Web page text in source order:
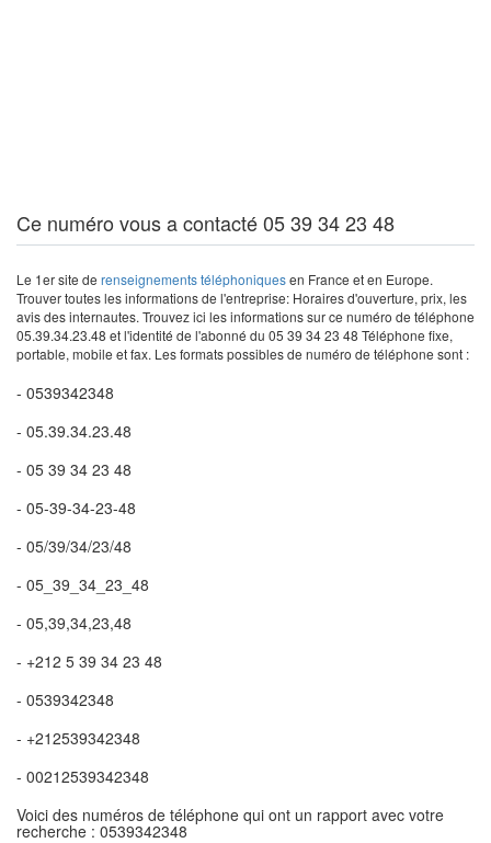
Ce numéro vous a contacté 05 39 34 23 48
Le 1er site de renseignements téléphoniquesen France et en Europe.
Trouver toutes les informations de l'entreprise: Horaires d'ouverture, prix, les
avis des internautes. Trouvez ici les informations sur ce numéro de téléphone
05.39.34.23.48 et l'identité de l'abonné du 05 39 34 23 48 Téléphone fixe,
portable, mobile et fax. Les formats possibles de numéro de téléphone sont :
- 0539342348
- 05.39.34.23.48
- 05 39 34 23 48
- 05-39-34-23-48
- 05/39/34/23/48
- 05_39_34_23_48
- 05,39,34,23,48
- +212 5 39 34 23 48
- 0539342348
- +212539342348
- 00212539342348
Voici des numéros de téléphone qui ont un rapport avec votre
recherche : 0539342348